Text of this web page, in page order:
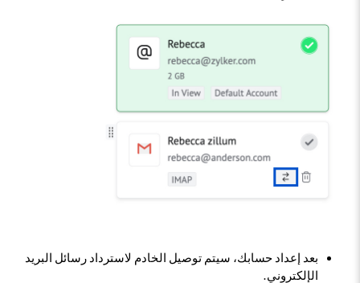
بعد إعداد حسابك، سيتم توصيل الخادم لاسترداد رسائل البريد
الإلكتروني.